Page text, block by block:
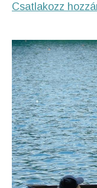
Csatlakozz